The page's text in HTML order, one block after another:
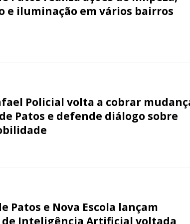
e iluminação em vários bairros
Policial volta a cobrar
Patos e defende diálogo sobre
Patos e Nova Escola lançam
Inteligência Artificial voltada